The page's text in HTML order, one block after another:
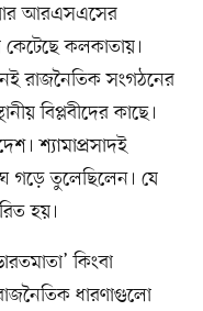
আরএসএসের
কেটেছে কলকাতায়।
রাজনৈতিক সংগঠনের
বিপ্লবীদের কাছে।
শ্যামাপ্রসাদই
তুলেছিলেন। যে
হয়।
কিংবা
ধারণাগুলো